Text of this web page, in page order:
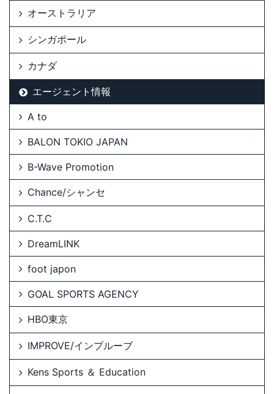
オーストラリア
シンガポール
カナダ
エージェント情報
A to
BALON TOKIO JAPAN
B-Wave Promotion
Chance/シャンセ
C.T.C
DreamLINK
foot japon
GOAL SPORTS AGENCY
HBO東京
IMPROVE/インプルーブ
Kens Sports ＆ Education